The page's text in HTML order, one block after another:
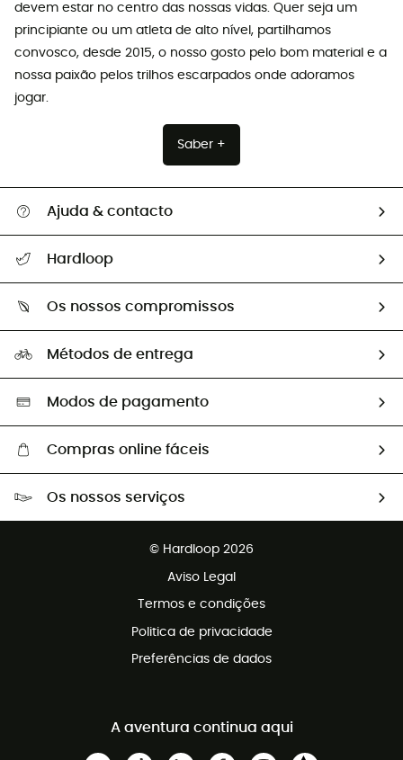
devem estar no centro das nossas vidas. Quer seja um
principiante ou um atleta de alto nível, partilhamos
convosco, desde 2015, o nosso gosto pelo bom material e a
nossa paixão pelos trilhos escarpados onde adoramos
jogar.
Saber +
Ajuda & contacto
Guia de tamanhos
Trocas & Devoluções
Hardloop
Os nossos embaixadores
Os nossos compromissos
Seleção eco-responsável
Métodos de entrega
Modos de pagamento
Compras online fáceis
Os nossos serviços
© Hardloop 2026
Aviso Legal
Termos e condições
Politica de privacidade
Preferências de dados
A aventura continua aqui